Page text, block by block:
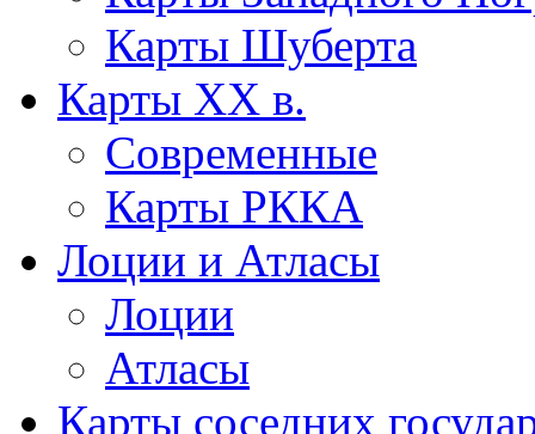
Карты Шуберта
Карты XX в.
Современные
Карты РККА
Лоции и Атласы
Лоции
Атласы
Карты соседних